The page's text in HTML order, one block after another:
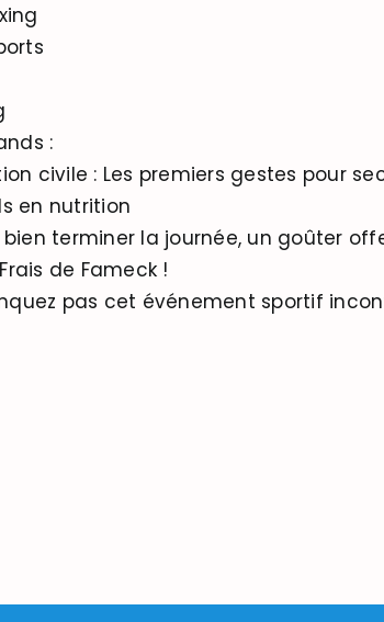
:
civile : Les premiers gestes pour
en nutrition
bien terminer la journée, un goûter
de Fameck !
pas cet événement sportif